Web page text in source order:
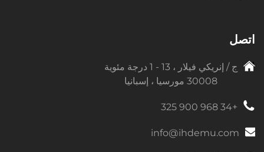
اتصل
ج / إنريكي فيلار ، 13 - 1 درجة مئوية
30008 مورسيا ، إسبانيا
+34 968 900 325
info@ihdemu.com